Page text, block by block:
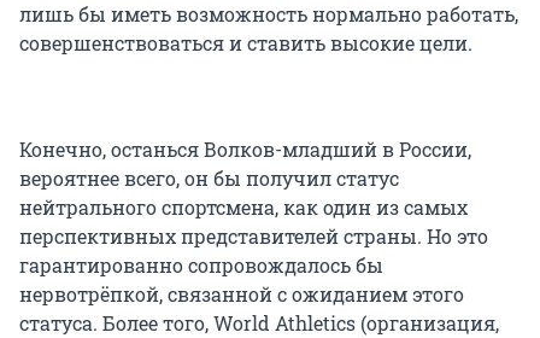
лишь бы иметь возможность нормально работать,
совершенствоваться и ставить высокие цели.
Конечно, останься Волков-младший в России,
вероятнее всего, он бы получил статус
нейтрального спортсмена, как один из самых
перспективных представителей страны. Но это
гарантированно сопровождалось бы
нервотрёпкой, связанной с ожиданием этого
статуса. Более того, World Athletics (организация,